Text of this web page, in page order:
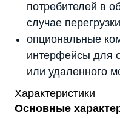
потребителей в
случае
опциональные
интерфейсы для
или удаленного
Характеристики
Основные